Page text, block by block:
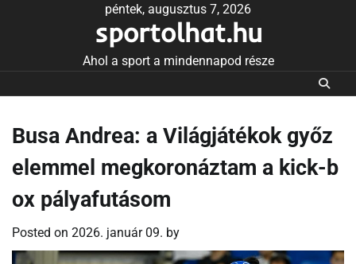
péntek, augusztus 7, 2026
sportolhat.hu
Ahol a sport a mindennapod része
Busa Andrea: a Világjátékok győz
elemmel megkoronáztam a kick-b
ox pályafutásom
Posted on 2026. január 09. by